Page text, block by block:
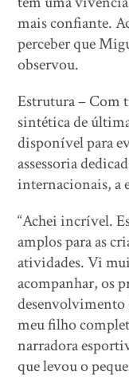
mais confiante.
perceber que
observou.
Estrutura – Com
sintética de
disponível para
assessoria
internacionais, a
“Achei incrível.
amplos para as
atividades. Vi
acompanhar, os
desenvolvimento
meu filho
narradora
que levou o